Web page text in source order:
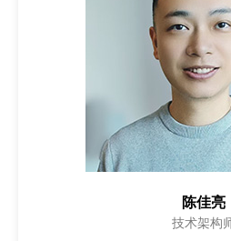
陈佳亮
技术架构